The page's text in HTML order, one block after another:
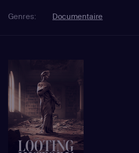
Genres: Documentaire